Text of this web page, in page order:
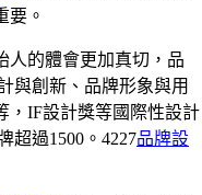
要。
的體會更加真切，品
與創新、品牌形象與用
，IF設計獎等國際性設計
超過1500。4227品牌設